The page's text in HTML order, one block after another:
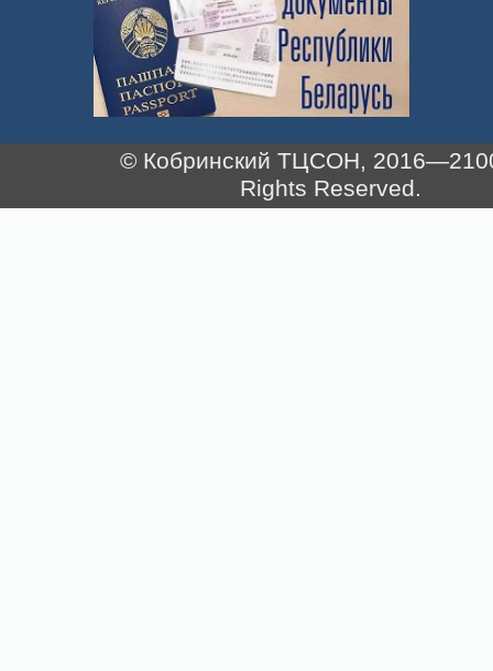
© Кобринский ТЦСОН,
Rights Reserved.